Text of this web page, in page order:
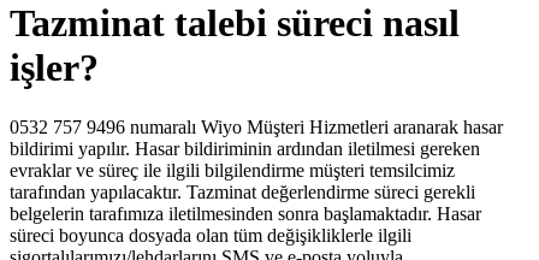
Tazminat talebi süreci nasıl
işler?
0532 757 9496 numaralı Wiyo Müşteri Hizmetleri aranarak hasar
bildirimi yapılır. Hasar bildiriminin ardından iletilmesi gereken
evraklar ve süreç ile ilgili bilgilendirme müşteri temsilcimiz
tarafından yapılacaktır. Tazminat değerlendirme süreci gerekli
belgelerin tarafımıza iletilmesinden sonra başlamaktadır. Hasar
süreci boyunca dosyada olan tüm değişikliklerle ilgili